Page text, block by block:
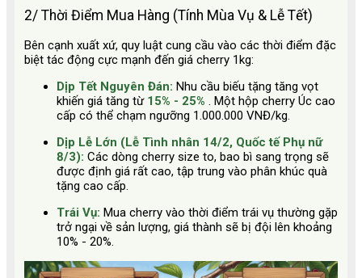
2/ Thời Điểm Mua Hàng (Tính Mùa Vụ & Lễ Tết)
Bên cạnh xuất xứ, quy luật cung cầu vào các thời điểm đặc
biệt tác động cực mạnh đến giá cherry 1kg:
Dịp Tết Nguyên Đán: Nhu cầu biếu tặng tăng vọt
khiến giá tăng từ 15% - 25%
. Một hộp cherry Úc cao
cấp có thể chạm ngưỡng 1.000.000 VNĐ/kg.
Dịp Lễ Lớn (Lễ Tình nhân 14/2, Quốc tế Phụ nữ
8/3): Các dòng cherry size to, bao bì sang trọng sẽ
được định giá rất cao, tập trung vào phân khúc quà
tặng cao cấp.
Trái Vụ: Mua cherry vào thời điểm trái vụ thường gặp
trở ngại về sản lượng, giá thành sẽ bị đội lên khoảng
10% - 20%.